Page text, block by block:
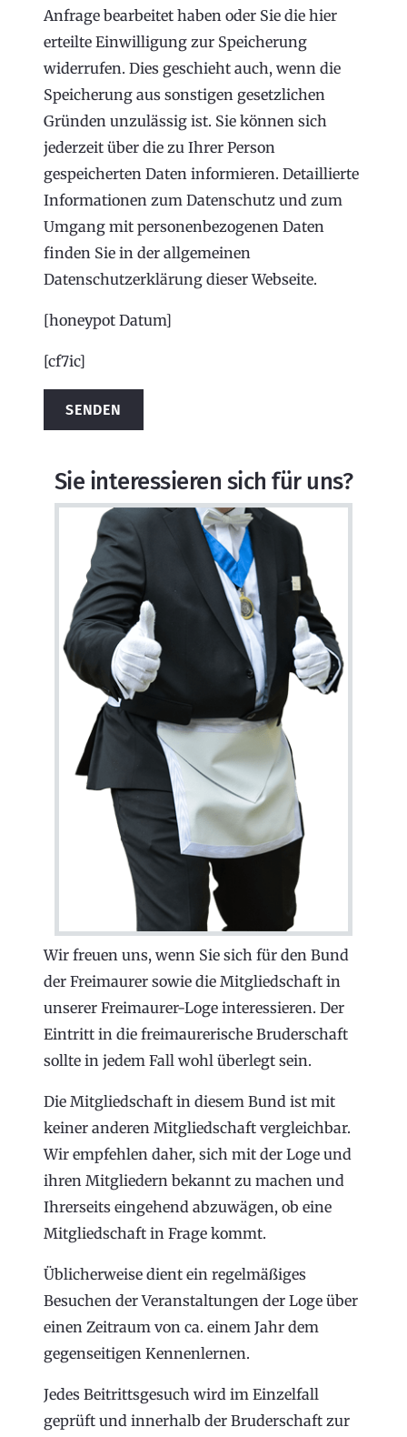
Anfrage bearbeitet haben oder Sie die hier
erteilte Einwilligung zur Speicherung
widerrufen. Dies geschieht auch, wenn die
Speicherung aus sonstigen gesetzlichen
Gründen unzulässig ist. Sie können sich
jederzeit über die zu Ihrer Person
gespeicherten Daten informieren. Detaillierte
Informationen zum Datenschutz und zum
Umgang mit personenbezogenen Daten
finden Sie in der allgemeinen
Datenschutzerklärung dieser Webseite.
[honeypot Datum]
[cf7ic]
Sie interessieren sich für uns?
Wir freuen uns, wenn Sie sich für den Bund
der Freimaurer sowie die Mitgliedschaft in
unserer Freimaurer-Loge interessieren. Der
Eintritt in die freimaurerische Bruderschaft
sollte in jedem Fall wohl überlegt sein.
Die Mitgliedschaft in diesem Bund ist mit
keiner anderen Mitgliedschaft vergleichbar.
Wir empfehlen daher, sich mit der Loge und
ihren Mitgliedern bekannt zu machen und
Ihrerseits eingehend abzuwägen, ob eine
Mitgliedschaft in Frage kommt.
Üblicherweise dient ein regelmäßiges
Besuchen der Veranstaltungen der Loge über
einen Zeitraum von ca. einem Jahr dem
gegenseitigen Kennenlernen.
Jedes Beitrittsgesuch wird im Einzelfall
geprüft und innerhalb der Bruderschaft zur